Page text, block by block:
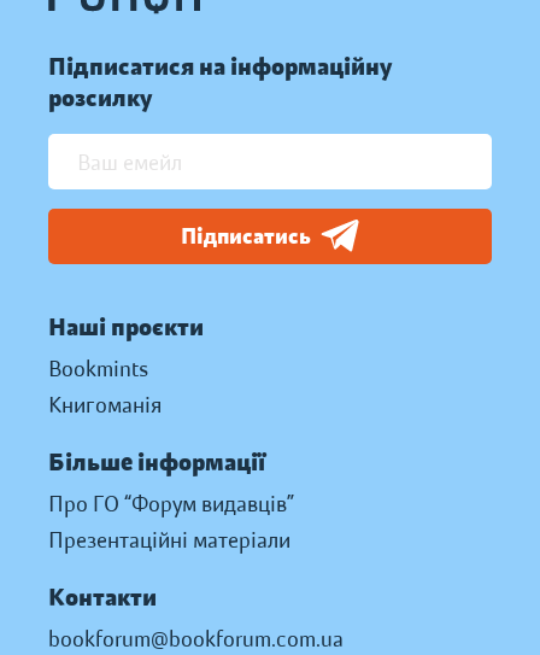
Підписатися на інформаційну
розсилку
Підписатись
Наші проєкти
Bookmints
Книгоманія
Більше інформації
Про ГО “Форум видавців”
Презентаційні матеріали
Контакти
bookforum@bookforum.com.ua